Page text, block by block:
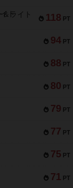
118 PT
ライト
94 PT
88 PT
80 PT
79 PT
77 PT
75 PT
71 PT